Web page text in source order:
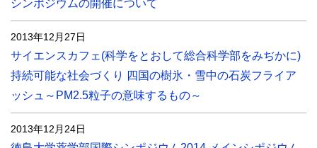
シンポジウムの開催について
2013年12月27日
サイエンスカフェ(科学をとおして総合科学部をみぢかに)
持続可能な社会づくり 四国の樹氷・雪中の石炭フライア
ッシュ～PM2.5粒子の意味するもの～
2013年12月24日